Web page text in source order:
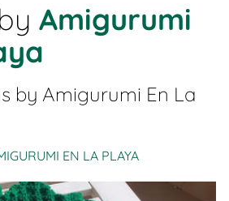
Amigurumi
by Amigurumi En La
EN LA PLAYA